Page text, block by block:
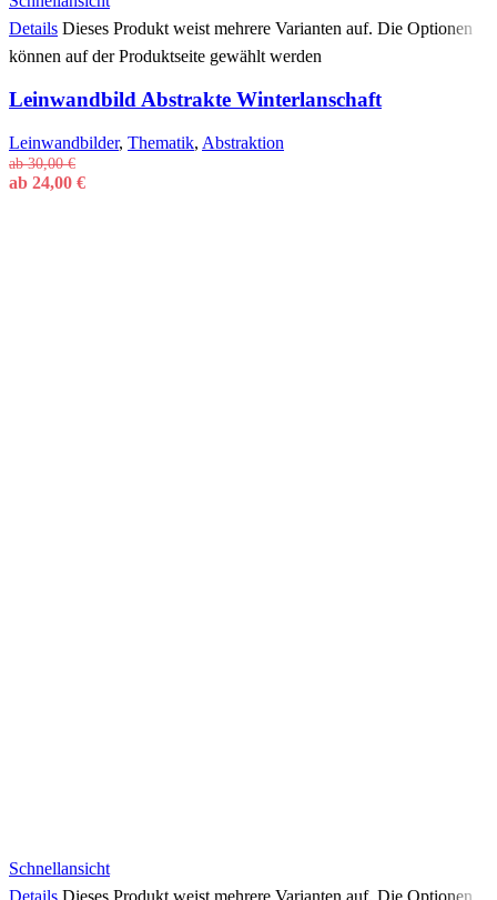
Details Dieses Produkt weist mehrere Varianten auf. Die Optionen
können auf der Produktseite gewählt werden
Leinwandbild Abstrakte Winterlanschaft
Leinwandbilder, Thematik, Abstraktion
ab30,00€
ab 24,00 €
Schnellansicht
Details Dieses Produkt weist mehrere Varianten auf. Die Optionen